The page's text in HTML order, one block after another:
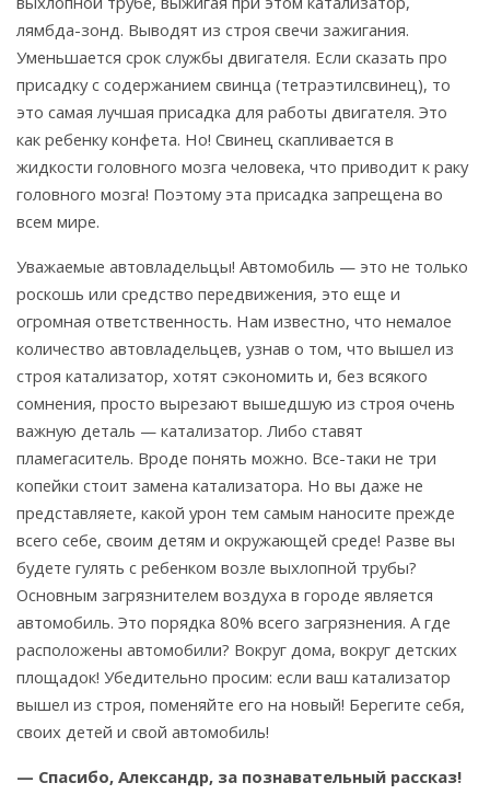
лямбда-зонд. Выводят из строя свечи зажигания.
Уменьшается срок службы двигателя. Если сказать про
присадку с содержанием свинца (тетраэтилсвинец), то
это самая лучшая присадка для работы двигателя. Это
как ребенку конфета. Но! Свинец скапливается в
жидкости головного мозга человека, что приводит к раку
головного мозга! Поэтому эта присадка запрещена во
всем мире.
Уважаемые автовладельцы! Автомобиль — это не только
роскошь или средство передвижения, это еще и
огромная ответственность. Нам известно, что немалое
количество автовладельцев, узнав о том, что вышел из
строя катализатор, хотят сэкономить и, без всякого
сомнения, просто вырезают вышедшую из строя очень
важную деталь — катализатор. Либо ставят
пламегаситель. Вроде понять можно. Все-таки не три
копейки стоит замена катализатора. Но вы даже не
представляете, какой урон тем самым наносите прежде
всего себе, своим детям и окружающей среде! Разве вы
будете гулять с ребенком возле выхлопной трубы?
Основным загрязнителем воздуха в городе является
автомобиль. Это порядка 80% всего загрязнения. А где
расположены автомобили? Вокруг дома, вокруг детских
площадок! Убедительно просим: если ваш катализатор
вышел из строя, поменяйте его на новый! Берегите себя,
своих детей и свой автомобиль!
— Спасибо, Александр, за познавательный рассказ!